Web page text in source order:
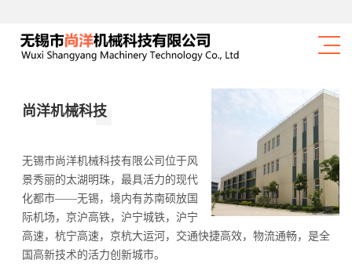
尚洋机械科技
无锡市尚洋机械科技有限公司位于风
景秀丽的太湖明珠，最具活力的现代
化都市——无锡，境内有苏南硕放国
际机场，京沪高铁，沪宁城铁，沪宁
高速，杭宁高速，京杭大运河，交通快捷高效，物流通畅，是全
国高新技术的活力创新城市。